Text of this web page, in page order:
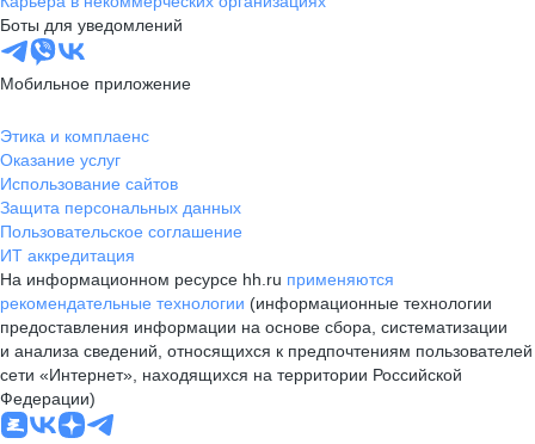
Боты для уведомлений
Мобильное приложение
Этика и комплаенс
Оказание услуг
Использование сайтов
Защита персональных данных
Пользовательское соглашение
ИТ аккредитация
На информационном ресурсе hh.ru применяются
рекомендательные технологии (информационные технологии
предоставления информации на основе сбора, систематизации
и анализа сведений, относящихся к предпочтениям пользователей
сети «Интернет», находящихся на территории Российской
Федерации)